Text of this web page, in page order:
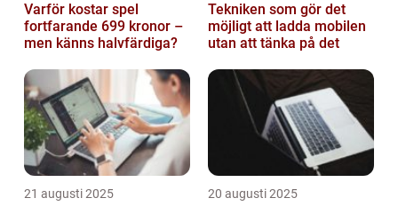
Varför kostar spel
fortfarande 699 kronor –
men känns halvfärdiga?
Tekniken som gör det
möjligt att ladda mobilen
utan att tänka på det
21 augusti 2025 20 augusti 2025